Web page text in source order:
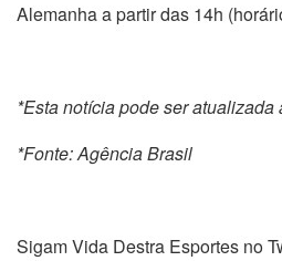
Alemanha a partir das 14h
*Esta notícia pode ser
*Fonte: Agência Brasil
Sigam Vida Destra Esportes no